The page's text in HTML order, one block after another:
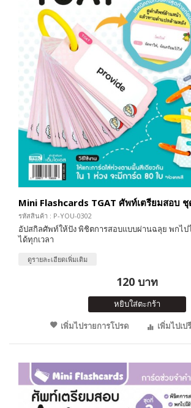
Mini Flashcards TGAT ศัพท์เตรียมสอบ ชุ
รหัสสินค้า : P-YOU-0302
อัปสกิลศัพท์ให้ปัง พิชิตการสอบแบบผ่านฉลุย พกไ
ได้ทุกเวลา
ดูรายละเอียดเพิ่มเติม
120 บาท
หยิบใส่ตะกร้า
เพิ่มไปรายการโปรด
เพิ่มไปเป